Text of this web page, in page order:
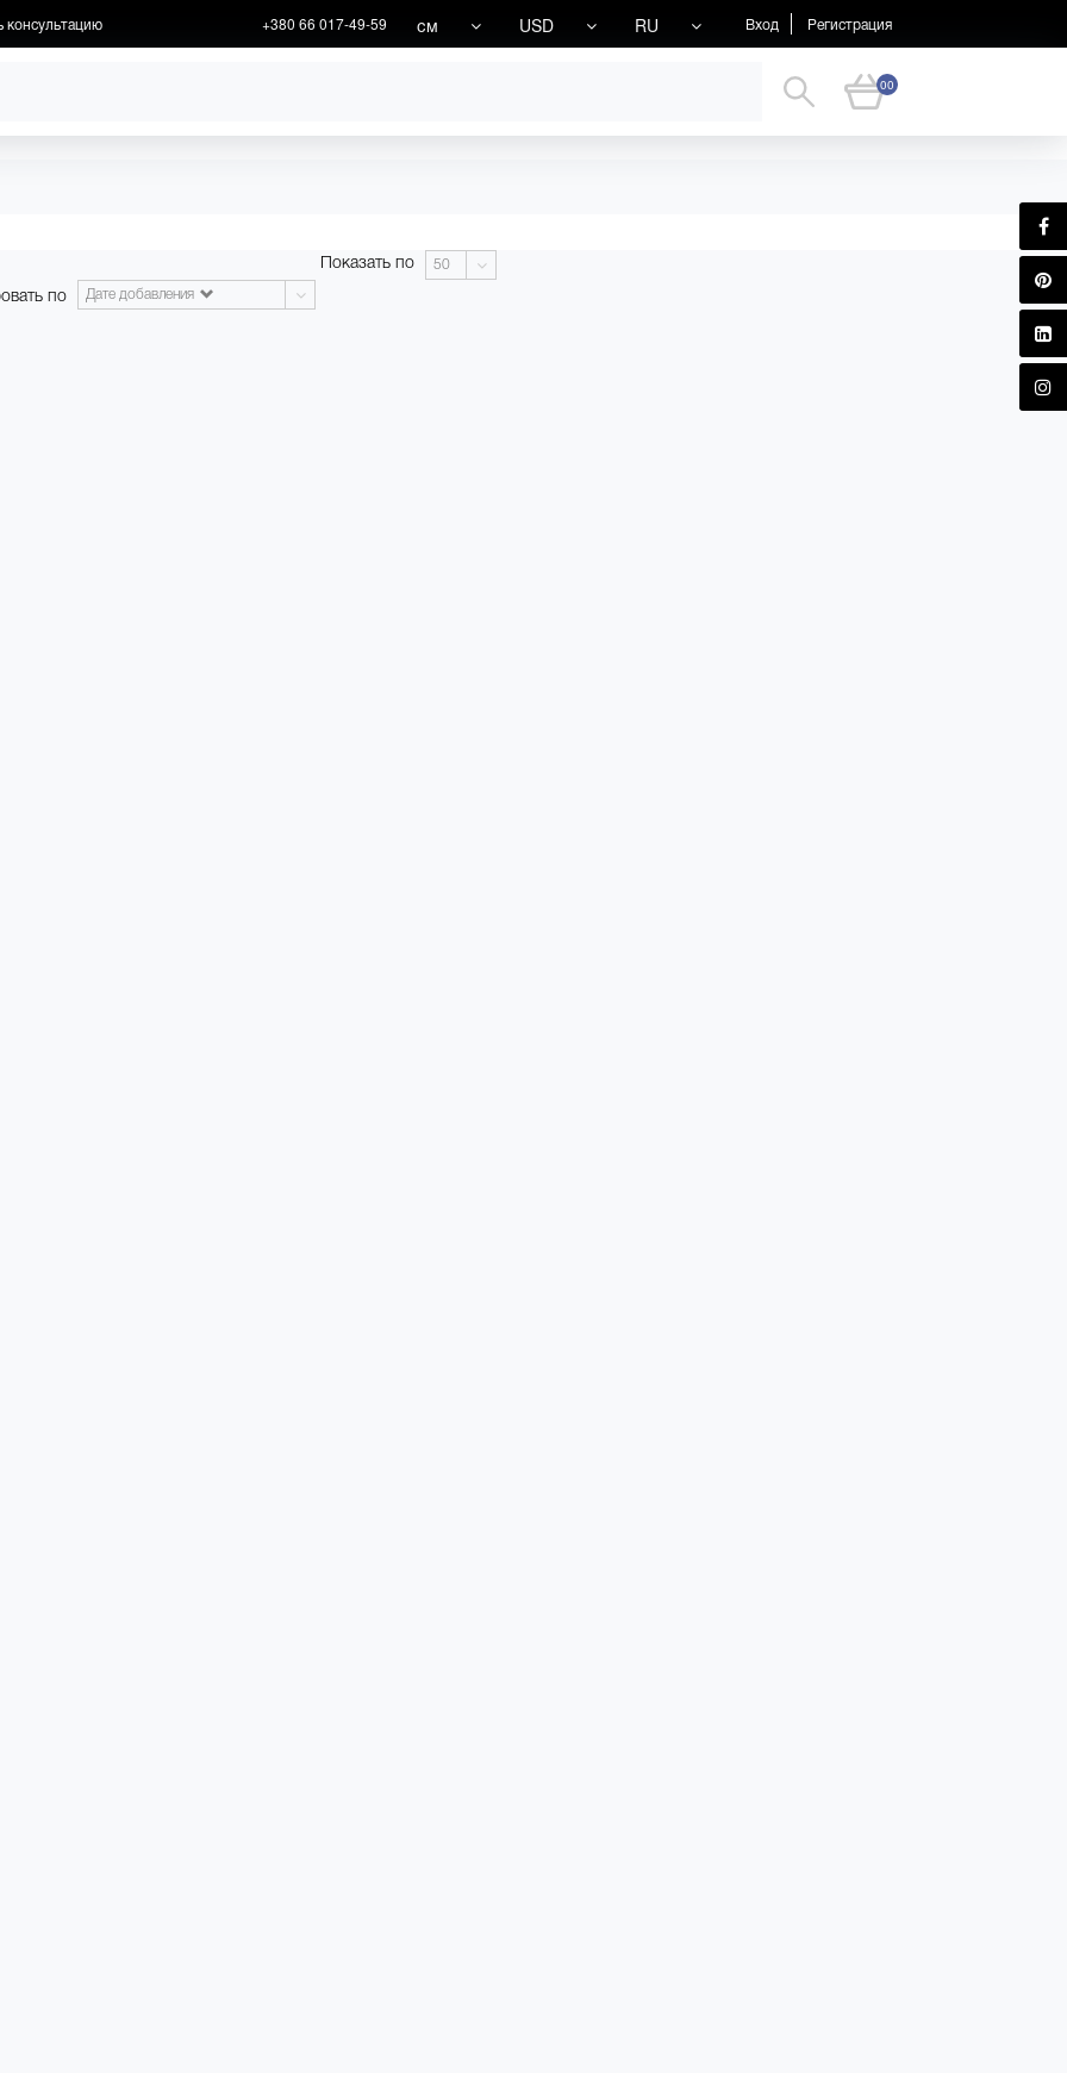
консультацию Вход Регистрация
+380 66 017-49-59 см USD RU
00
по Дате добавления
Показать по 50